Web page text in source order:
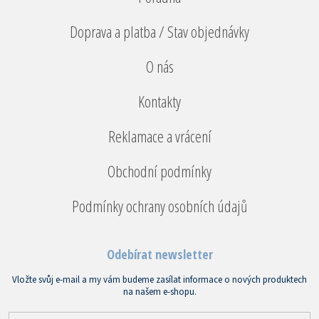
Doprava a platba / Stav objednávky
O nás
Kontakty
Reklamace a vrácení
Obchodní podmínky
Podmínky ochrany osobních údajů
Odebírat newsletter
Vložte svůj e-mail a my vám budeme zasílat informace o nových produktech
na našem e-shopu.